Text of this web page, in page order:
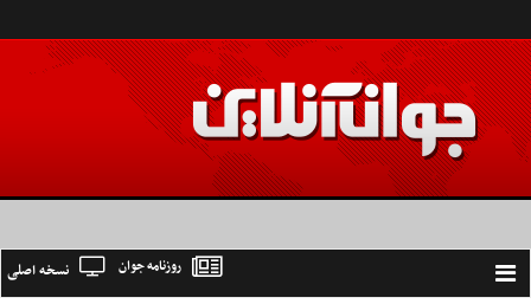
Toggle
نسخه اصلی روزنامه جوان